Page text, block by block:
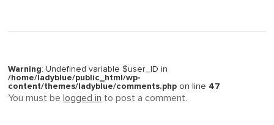
Warning: Undefined variable $user_ID in
/home/ladyblue/public_html/wp-
content/themes/ladyblue/comments.php on line 47
You must be logged in to post a comment.